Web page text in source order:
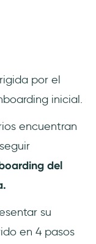
por el
inicial.
encuentran
del
su
en 4 pasos